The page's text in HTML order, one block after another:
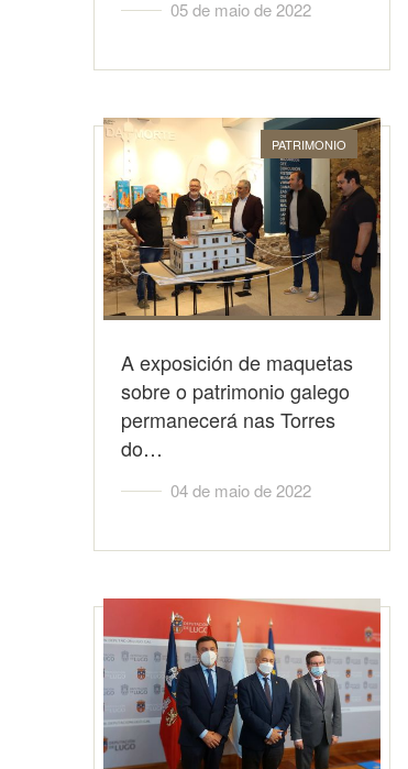
05 de maio de 2022
PATRIMONIO
A exposición de maquetas
sobre o patrimonio galego
permanecerá nas Torres
do…
04 de maio de 2022